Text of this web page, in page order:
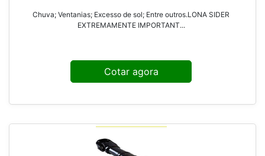
Chuva; Ventanias; Excesso de sol; Entre outros.LONA SIDER
EXTREMAMENTE IMPORTANT...
Cotar agora